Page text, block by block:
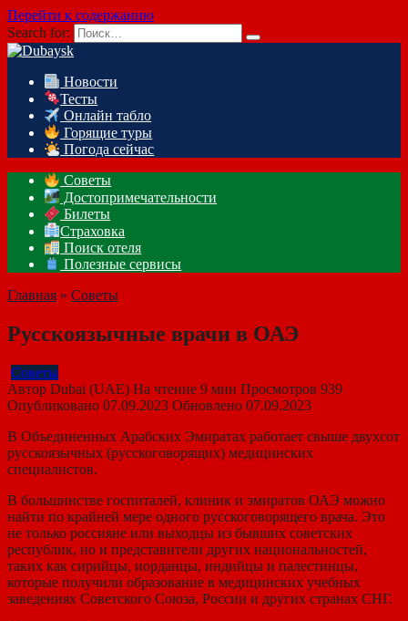
Перейти к содержанию
Search for:
Новости
Тесты
Онлайн табло
Горящие туры
Погода сейчас
Советы
Достопримечательности
Билеты
Страховка
Поиск отеля
Полезные сервисы
Главная » Советы
Русскоязычные врачи в ОАЭ
Советы
Автор Dubai (UAE) На чтение 9 мин Просмотров 939
Опубликовано 07.09.2023 Обновлено 07.09.2023
В Объединенных Арабских Эмиратах работает свыше двухсот
русскоязычных (русскоговорящих) медицинских
специалистов.
В большинстве госпиталей, клиник и эмиратов ОАЭ можно
найти по крайней мере одного русскоговорящего врача. Это
не только россияне или выходцы из бывших советских
республик, но и представители других национальностей,
таких как сирийцы, иорданцы, индийцы и палестинцы,
которые получили образование в медицинских учебных
заведениях Советского Союза, России и других странах СНГ.